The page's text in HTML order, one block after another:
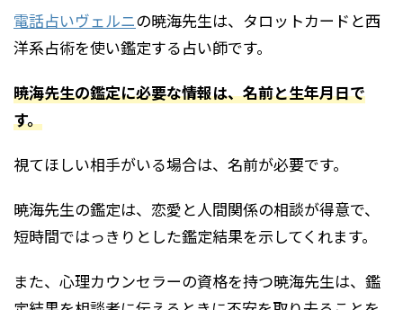
電話占いヴェルニの暁海先生は、タロットカードと西
洋系占術を使い鑑定する占い師です。
暁海先生の鑑定に必要な情報は、名前と生年月日で
す。
視てほしい相手がいる場合は、名前が必要です。
暁海先生の鑑定は、恋愛と人間関係の相談が得意で、
短時間ではっきりとした鑑定結果を示してくれます。
また、心理カウンセラーの資格を持つ暁海先生は、鑑